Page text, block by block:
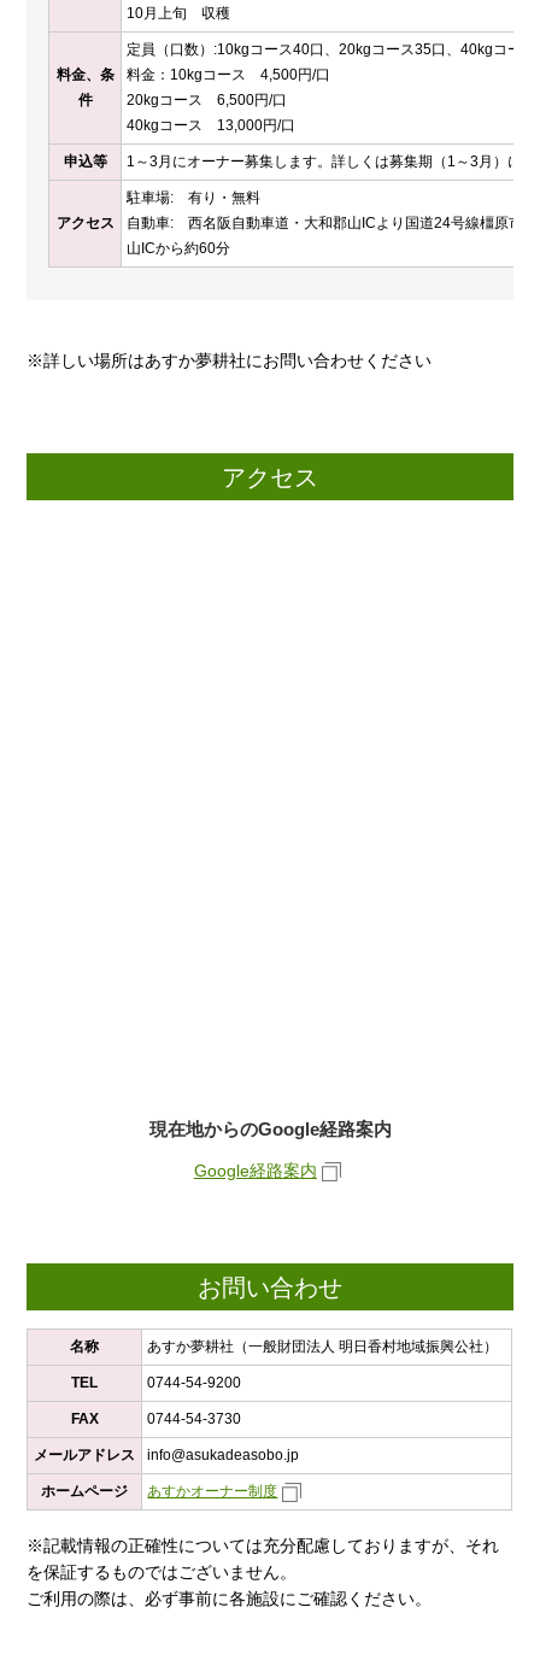
10月上旬 収穫
料金、条
件
定員（口数）:10kgコース40口、20kgコース35口、40kgコー
料金：10kgコース 4,500円/口
20kgコース 6,500円/口
40kgコース 13,000円/口
申込等 1～3月にオーナー募集します。詳しくは募集期（1～3月）に
アクセス
駐車場: 有り・無料
自動車: 西名阪自動車道・大和郡山ICより国道24号線橿原市
山ICから約60分
※詳しい場所はあすか夢耕社にお問い合わせください
アクセス
現在地からのGoogle経路案内
Google経路案内
お問い合わせ
名称 あすか夢耕社（一般財団法人 明日香村地域振興公社）
TEL 0744-54-9200
FAX 0744-54-3730
メールアドレス info@asukadeasobo.jp
ホームページ あすかオーナー制度
※記載情報の正確性については充分配慮しておりますが、それ
を保証するものではございません。
ご利用の際は、必ず事前に各施設にご確認ください。